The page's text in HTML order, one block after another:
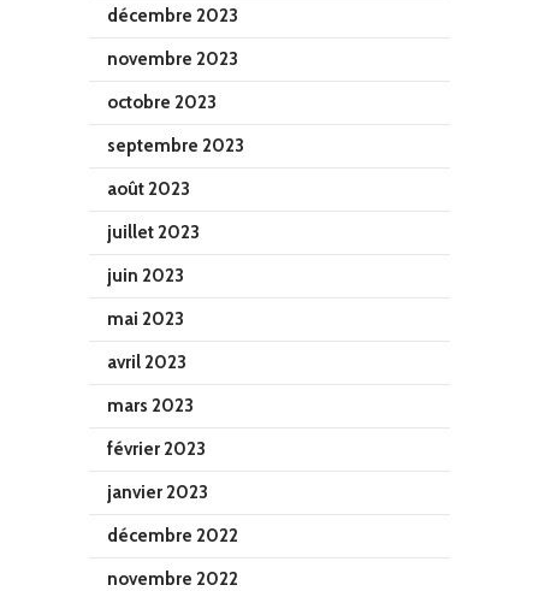
décembre 2023
novembre 2023
octobre 2023
septembre 2023
août 2023
juillet 2023
juin 2023
mai 2023
avril 2023
mars 2023
février 2023
janvier 2023
décembre 2022
novembre 2022